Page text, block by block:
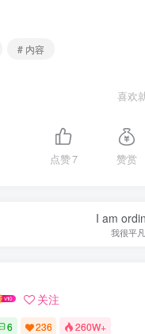
# 内容
喜欢
点赞7 赞赏
I am
我很平
关注
6 236 260W+